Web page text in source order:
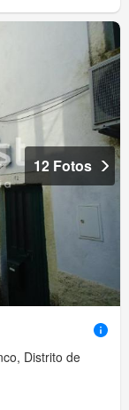
12 Fotos
Distrito de